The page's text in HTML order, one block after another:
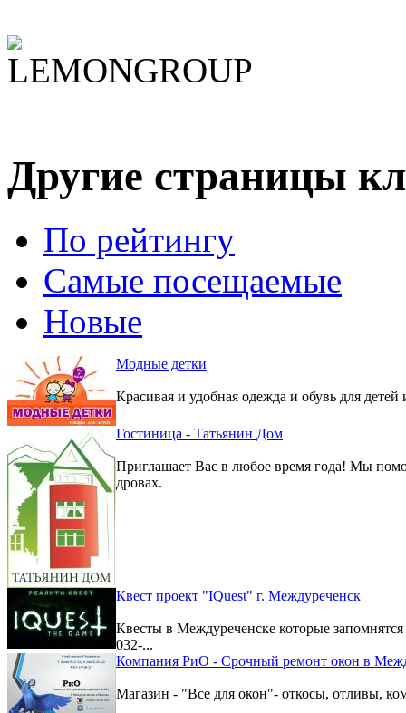
Другие страницы
По рейтингу
Самые посещаемые
Новые
Модные детки
Красивая и удобная одежда и обувь для детей
Гостиница - Татьянин Дом
Приглашает Вас в любое время года! Мы
дровах.
Квест проект "IQuest" г. Междуреченск
Квесты в Междуреченске которые
032-...
Компания РиО - Срочный ремонт окон в
Магазин - "Все для окон"- откосы, отливы,